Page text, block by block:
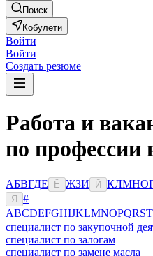
Поиск
Кобулети
Войти
Войти
Создать резюме
Работа и
по профессии
АБВГДЕ Ё ЖЗИ Й КЛМНО
Я
#
ABCDEFGHIJKLMNOPQRST
специалист по закупочной
специалист по залогам
специалист по замене масла